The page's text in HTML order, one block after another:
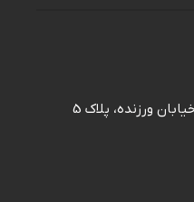
تهران، خیابان بهار شمالی خيابان ورزنده، پلاک 5